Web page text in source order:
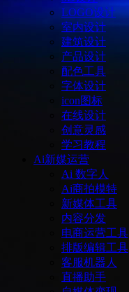
LOGO设计
室内设计
建筑设计
产品设计
配色工具
字体设计
icon图标
在线设计
创意灵感
学习教程
Ai新媒运营
Ai 数字人
Ai商拍模特
新媒体工具
内容分发
电商运营工具
排版编辑工具
客服机器人
直播助手